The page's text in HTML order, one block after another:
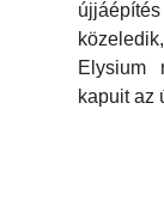
Elysium
kapuit az